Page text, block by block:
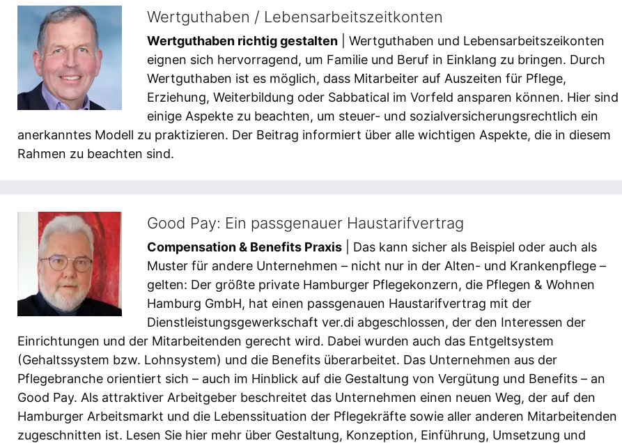
Wertguthaben / Lebensarbeitszeitkonten
Wertguthaben richtig gestalten | Wertguthaben und Lebensarbeitszeikonten
eignen sich hervorragend, um Familie und Beruf in Einklang zu bringen. Durch
Wertguthaben ist es möglich, dass Mitarbeiter auf Auszeiten für Pflege,
Erziehung, Weiterbildung oder Sabbatical im Vorfeld ansparen können. Hier sind
einige Aspekte zu beachten, um steuer- und sozialversicherungsrechtlich ein
anerkanntes Modell zu praktizieren. Der Beitrag informiert über alle wichtigen Aspekte, die in diesem
Rahmen zu beachten sind.
Good Pay: Ein passgenauer Haustarifvertrag
Compensation & Benefits Praxis | Das kann sicher als Beispiel oder auch als
Muster für andere Unternehmen – nicht nur in der Alten- und Krankenpflege –
gelten: Der größte private Hamburger Pflegekonzern, die Pflegen & Wohnen
Hamburg GmbH, hat einen passgenauen Haustarifvertrag mit der
Dienstleistungsgewerkschaft ver.di abgeschlossen, der den Interessen der
Einrichtungen und der Mitarbeitenden gerecht wird. Dabei wurden auch das Entgeltsystem
(Gehaltssystem bzw. Lohnsystem) und die Benefits überarbeitet. Das Unternehmen aus der
Pflegebranche orientiert sich – auch im Hinblick auf die Gestaltung von Vergütung und Benefits – an
Good Pay. Als attraktiver Arbeitgeber beschreitet das Unternehmen einen neuen Weg, der auf den
Hamburger Arbeitsmarkt und die Lebenssituation der Pflegekräfte sowie aller anderen Mitarbeitenden
zugeschnitten ist. Lesen Sie hier mehr über Gestaltung, Konzeption, Einführung, Umsetzung und